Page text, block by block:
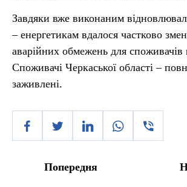
Завдяки вже виконаним
– енергетикам вдалося частково
аварійних обмежень для
Споживачі Черкаської області –
заживлені.
Попередня